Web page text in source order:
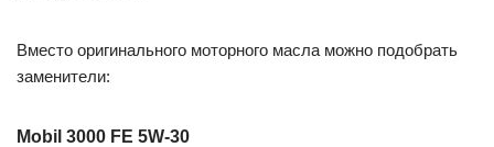
Вместо оригинального моторного масла можно подобрать
заменители:
Mobil 3000 FE 5W-30